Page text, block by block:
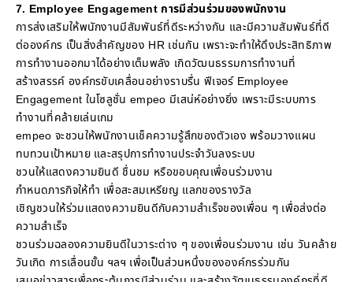
7. Employee Engagement การมีส่วนร่วมของพนักงาน
การส่งเสริมให้พนักงานมีสัมพันธ์ที่ดีระหว่างกัน และมีความสัมพันธ์ที่ดี
ต่อองค์กร เป็นสิ่งสำคัญของ HR เช่นกัน เพราะจะทำให้ดึงประสิทธิภาพ
การทำงานออกมาได้อย่างเต็มพลัง เกิดวัฒนธรรมการทำงานที่
สร้างสรรค์ องค์กรขับเคลื่อนอย่างราบรื่น ฟีเจอร์ Employee
Engagement ในโซลูชั่น empeo มีเสน่ห์อย่างยิ่ง เพราะมีระบบการ
ทำงานที่คล้ายเล่นเกม
empeo จะชวนให้พนักงานเช็คความรู้สึกของตัวเอง พร้อมวางแผน
ทบทวนเป้าหมาย และสรุปการทำงานประจำวันลงระบบ
ชวนให้แสดงความยินดี ชื่นชม หรือขอบคุณเพื่อนร่วมงาน
กำหนดภารกิจให้ทำ เพื่อสะสมเหรียญ แลกของรางวัล
เชิญชวนให้ร่วมแสดงความยินดีกับความสำเร็จของเพื่อน ๆ เพื่อส่งต่อ
ความสำเร็จ
ชวนร่วมฉลองความยินดีในวาระต่าง ๆ ของเพื่อนร่วมงาน เช่น วันคล้าย
วันเกิด การเลื่อนขั้น ฯลฯ เพื่อเป็นส่วนหนึ่งขององค์กรร่วมกัน